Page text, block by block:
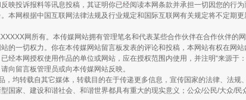
镜头丨大暑三秋近
映投诉报料等讯息投稿，其证明你已经阅读本网条款并承担一切因您的行
本网根据中国互联网法律法规及行业规定和国际互联网有关规定将不定期更
网所有。本传媒网站拥有管理笔名和代表某些合作伙伴在合作伙伴的
的一切权力。你在本传媒网站留言板发表的评论和投稿，本网站有权在网
经本网授权使用作品的单位或网站，应在授权范围内使用，并注明“来源于
向留言板管理员或向本传媒网站反映。
，均转载自其它媒体，转载目的在于传递更多信息，宣传国家的法律、法规
国家、建设和谐社会、和谐世界都具有重大的现实意义；公众/公民/大众/民